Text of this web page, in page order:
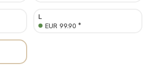
L
EUR 99.90 *